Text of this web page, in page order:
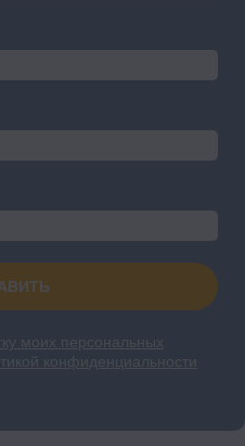
моих персональных
конфиденциальности